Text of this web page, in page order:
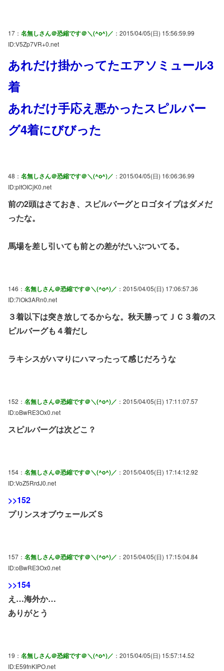
17： 名無しさん＠恐縮です＠＼(^o^)／ ：2015/04/05(日) 15:56:59.99
ID:V5Zp7VR+0.net
あれだけ掛かってたエアソミュール3
着
あれだけ手応え悪かったスピルバー
グ4着にびびった
48： 名無しさん＠恐縮です＠＼(^o^)／ ：2015/04/05(日) 16:06:36.99
ID:pltOICjK0.net
前の2頭はさておき、スピルバーグとロゴタイプはダメだ
ったな。
馬場を差し引いても前との差がだいぶついてる。
146： 名無しさん＠恐縮です＠＼(^o^)／ ：2015/04/05(日) 17:06:57.36
ID:7lOk3ARn0.net
３着以下は突き放してるからな。秋天勝ってＪＣ３着のス
ピルバーグも４着だし
ラキシスがハマりにハマったって感じだろうな
152： 名無しさん＠恐縮です＠＼(^o^)／ ：2015/04/05(日) 17:11:07.57
ID:oBwRE3Ox0.net
スピルバーグは次どこ？
154： 名無しさん＠恐縮です＠＼(^o^)／ ：2015/04/05(日) 17:14:12.92
ID:VoZ5RrdJ0.net
>>152
プリンスオブウェールズＳ
157： 名無しさん＠恐縮です＠＼(^o^)／ ：2015/04/05(日) 17:15:04.84
ID:oBwRE3Ox0.net
>>154
え…海外か…
ありがとう
19： 名無しさん＠恐縮です＠＼(^o^)／ ：2015/04/05(日) 15:57:14.52
ID:E59fnKIPO.net